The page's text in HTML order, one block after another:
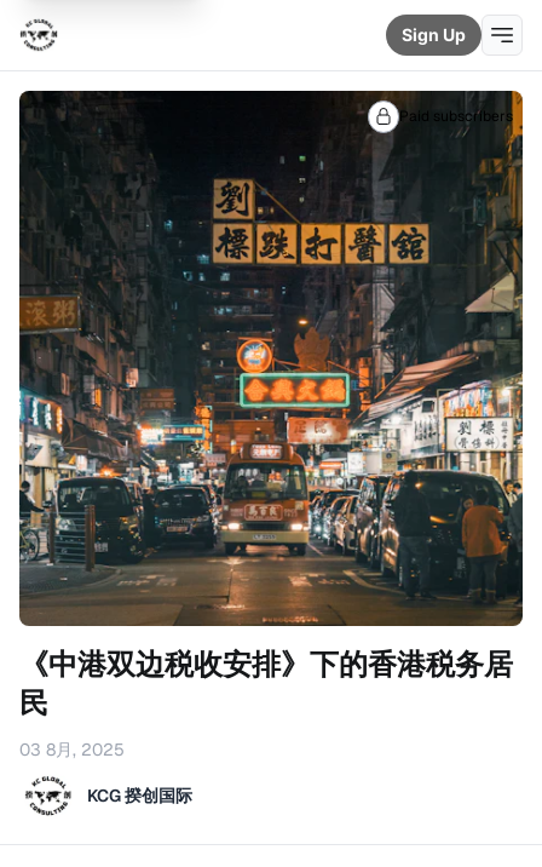
Sign Up
Paid subscribers
《中港双边税收安排》下的香港税务居
民
03 8月, 2025
KCG 揆创国际